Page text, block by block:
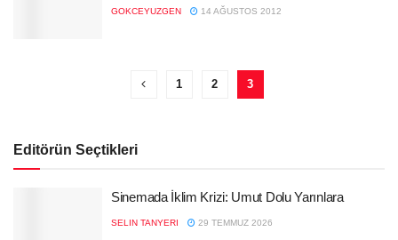
GOKCEYUZGEN 14 AĞUSTOS 2012
1 2 3
Editörün Seçtikleri
Sinemada İklim Krizi: Umut Dolu Yarınlara
SELIN TANYERI 29 TEMMUZ 2026